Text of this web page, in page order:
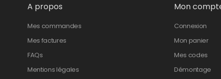
A propos
Mes commandes
Mes factures
FAQs
Mentions légales
Mon
Connexion
Mon panier
Mes codes
Démontage